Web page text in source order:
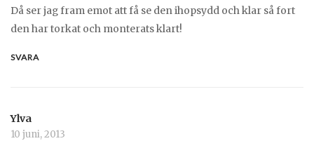
Då ser jag fram emot att få se den ihopsydd och klar så fort
den har torkat och monterats klart!
SVARA
Ylva
10 juni, 2013